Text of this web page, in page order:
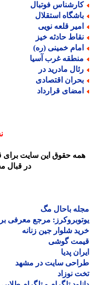
فوتبال
استقلال
قلعه نویی
حادثه خیز
خمینی (ره)
غرب آسیا
مادرید در
اقتصادی
قرارداد
حقوق این سایت برای
در قبال
باحال مگ
مرجع معرفی
شلوار جین زنانه
گوشی
پدیا
سایت در مشهد
نوزاد